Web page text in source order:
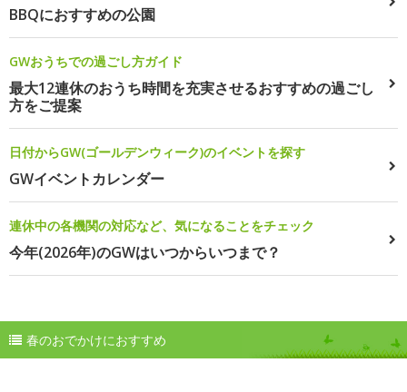
BBQにおすすめの公園
GWおうちでの過ごし方ガイド
最大12連休のおうち時間を充実させるおすすめの過ごし
方をご提案
日付からGW(ゴールデンウィーク)のイベントを探す
GWイベントカレンダー
連休中の各機関の対応など、気になることをチェック
今年(2026年)のGWはいつからいつまで？
春のおでかけにおすすめ